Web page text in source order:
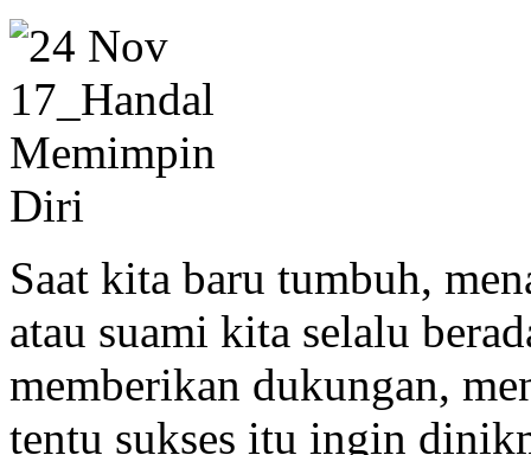
Saat kita baru tumbuh,
atau suami kita selalu
memberikan dukungan,
tentu sukses itu ingin